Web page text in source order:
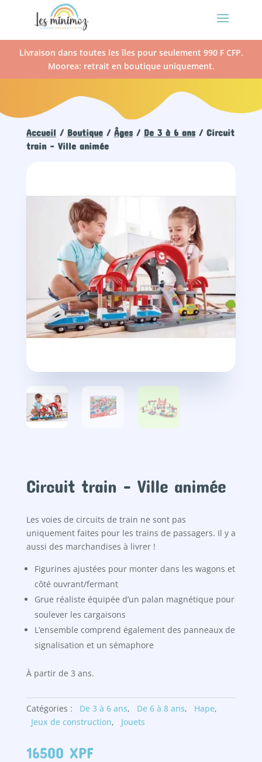
Livraison dans toutes les îles pour seulement 990 F CFP.
Moorea: retrait en boutique uniquement.
Accueil / Boutique/ Âges/ De 3 à 6 ans/ Circuit
train – Ville animée
Circuit train – Ville animée
Les voies de circuits de train ne sont pas
uniquement faites pour les trains de passagers. Il y a
aussi des marchandises à livrer !
Figurines ajustées pour monter dans les wagons et
côté ouvrant/fermant
Grue réaliste équipée d’un palan magnétique pour
soulever les cargaisons
L’ensemble comprend également des panneaux de
signalisation et un sémaphore
À partir de 3 ans.
Catégories : De 3 à 6 ans, De 6 à 8 ans, Hape,
Jeux de construction, Jouets
16500 XPF